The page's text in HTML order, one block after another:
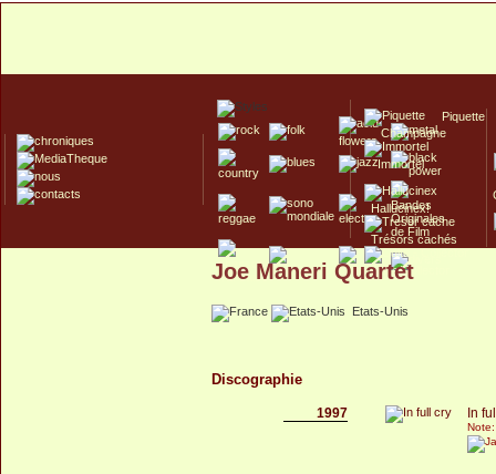
Piquette
Champagne
Immortel
Hallucinex!
Trésors cachés
Culte/Collector
Joe Maneri Quartet
Etats-Unis
Discographie
1997 In